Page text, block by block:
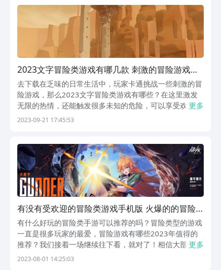
2023文字冒险类游戏有哪几款 刺激的冒险游戏推
荐
去下载在乏味的日常生活中，玩家卡通挑战一些刺激的冒
险游戏，那么2023文字冒险类游戏有哪些？在这里激发
无限的热情，还能触发很多未知的危险，可以享受欢乐的
冒险时光，在游戏中集结小队一起出发，下面就是今天小
更多
2023-09-21 17:45:53
有没有受欢迎的冒险类游戏手机版 火爆的的冒险
类游戏分享2023
有什么好玩的冒险类手游可以推荐的吗？冒险类型的游戏
一直是很多玩家的最爱，冒险游戏有哪些2023年值得的
推荐？我们接着一场继续往下看，就对了！相信大部分喜
欢这种游戏的玩家都喜欢冒险游戏的原因是，游戏干脆，
更多
2023-08-01 14:25:03